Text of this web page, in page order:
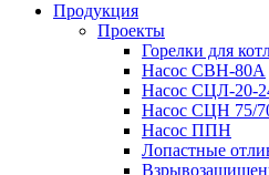
Продукция
Проекты
Горелки для
Насос СВН-80А
Насос СЦЛ-20-
Насос СЦН 75/
Насос ППН
Лопастные